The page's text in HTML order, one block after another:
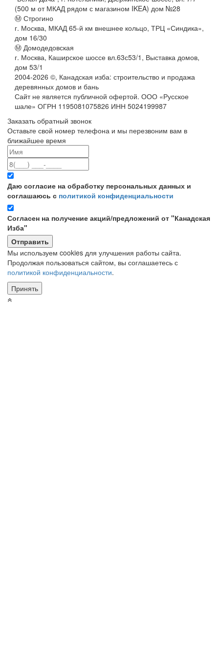
(500 м от МКАД рядом с магазином IKEA) дом №28
Ⓜ Строгино
г. Москва, МКАД 65-й км внешнее кольцо, ТРЦ «Синдика»,
дом 16/30
Ⓜ Домодедовская
г. Москва, Каширское шоссе вл.63с53/1, Выставка домов,
дом 53/1
2004-2026 ©, Канадская изба: строительство и продажа
деревянных домов и бань
Сайт не является публичной офертой. ООО «Русское
шале» ОГРН 1195081075826 ИНН 5024199987
Заказать обратный звонок
Оставьте свой номер телефона и мы перезвоним вам в
ближайшее время
Даю согласие на обработку персональных данных и
соглашаюсь с политикой конфиденциальности
Согласен на получение акций/предложений от "Канадская
Изба"
Мы используем cookies для улучшения работы сайта.
Продолжая пользоваться сайтом, вы соглашаетесь с
политикой конфиденциальности.
Принять